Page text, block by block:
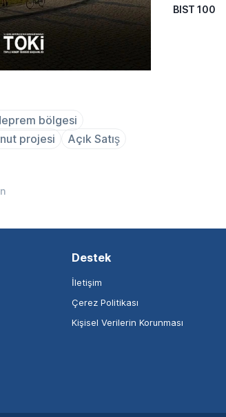
bölgesi
projesi
Açık Satış
BIST 100
Destek
İletişim
Çerez Politikası
Kişisel Verilerin Korunması